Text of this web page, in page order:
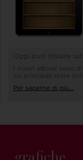
Oggi puoi iniziare
I nostri eBook sono
sui principali store
Per saperne di più...